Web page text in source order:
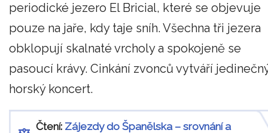
periodické jezero El Bricial, které se objevuje
pouze na jaře, kdy taje sníh. Všechna tři jezera
obklopují skalnaté vrcholy a spokojeně se
pasoucí krávy. Cinkání zvonců vytváří
horský koncert.
Čtení: Zájezdy do Španělska – srovnání a